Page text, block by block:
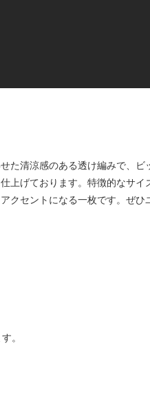
た清涼感のある透け編みで、
上げております。特徴的なサ
セントになる一枚です。ぜひ
。